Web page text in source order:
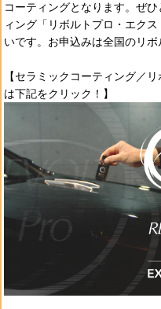
コーティングとなります。ぜ
ィング「リボルトプロ・エク
いです。お申込みは全国のリボ
【セラミックコーティング／
は下記をクリック！】